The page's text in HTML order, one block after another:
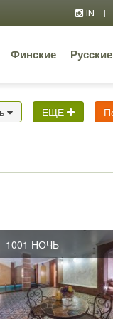
IN
Финские Русские
ЕЩЕ
1001 НОЧЬ